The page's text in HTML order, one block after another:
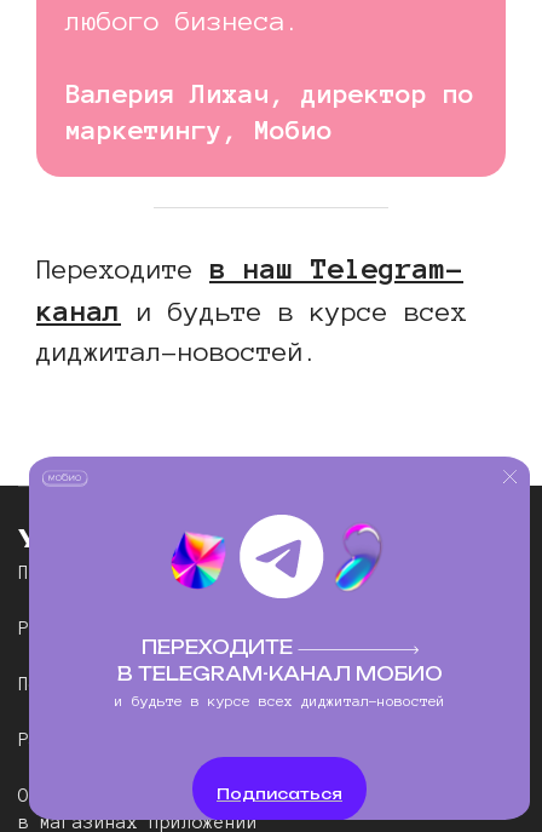
любого бизнеса.
Валерия Лихач, директор по
маркетингу, Мобио
Переходите в наш Telegram-
канал
и будьте в курсе всех
диджитал-новостей.
Услуги
Привлечение пользователей
Реклама в приложениях
Повторное привлечение
Разработка креативов
Оптимизация
в магазинах приложений
ПЕРЕХОДИТЕ
В TELEGRAM-КАНАЛ МОБИО
и будьте в курсе всех диджитал-новостей
Подписаться